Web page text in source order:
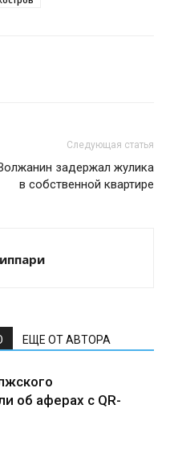
Следующая статья
задержал жулика
в собственной квартире
ЕЩЕ ОТ АВТОРА
об аферах с QR-